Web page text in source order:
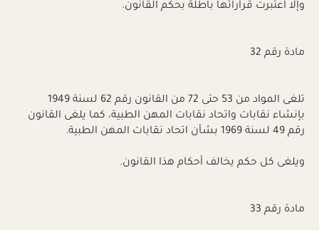
وإلا اعتبرت قراراتها باطلة بحكم القانون.
مادة رقم 32
تلغى المواد من 53 حتى 72 من القانون رقم 62 لسنة 1949
بإنشاء نقابات واتحاد نقابات المهن الطبية، كما يلغى القانون
رقم 49 لسنة 1969 بشأن اتحاد نقابات المهن الطبية.
ويلغى كل حكم يخالف أحكام هذا القانون.
مادة رقم 33